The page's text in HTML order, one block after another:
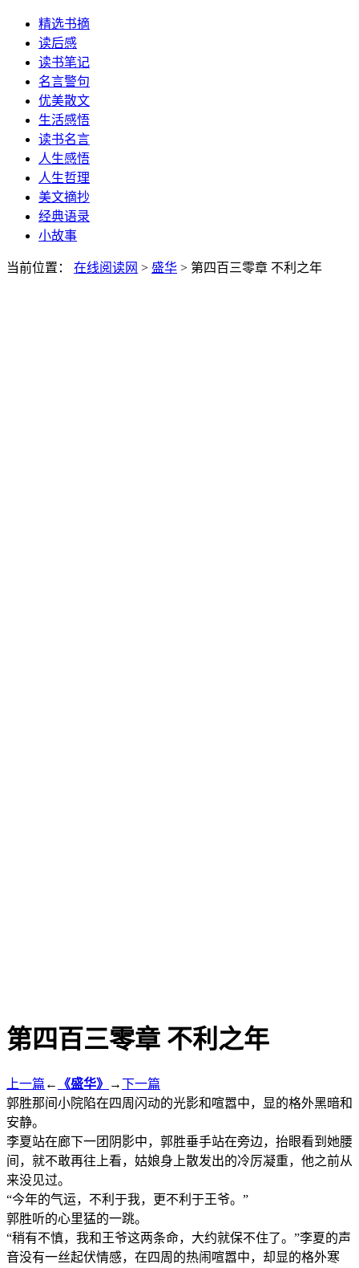
精选书摘
读后感
读书笔记
名言警句
优美散文
生活感悟
读书名言
人生感悟
人生哲理
美文摘抄
经典语录
小故事
当前位置： 在线阅读网 > 盛华 > 第四百三零章 不利之年
第四百三零章 不利之年
上一篇 ← 《盛华》 →下一篇
郭胜那间小院陷在四周闪动的光影和喧嚣中，显的格外黑暗和
安静。
李夏站在廊下一团阴影中，郭胜垂手站在旁边，抬眼看到她腰
间，就不敢再往上看，姑娘身上散发出的冷厉凝重，他之前从
来没见过。
“今年的气运，不利于我，更不利于王爷。”
郭胜听的心里猛的一跳。
“稍有不慎，我和王爷这两条命，大约就保不住了。”李夏的声
音没有一丝起伏情感，在四周的热闹喧嚣中，却显的格外寒